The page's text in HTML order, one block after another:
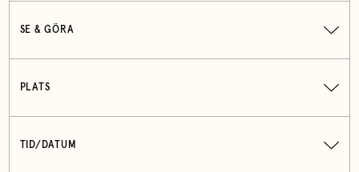
SE & GÖRA
PLATS
TID/DATUM